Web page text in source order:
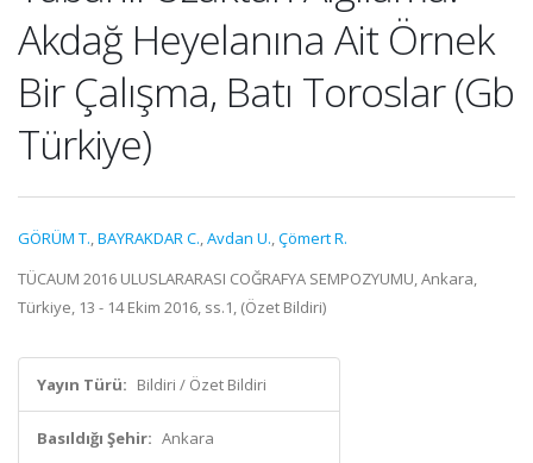
Akdağ Heyelanına Ait Örnek
Bir Çalışma, Batı Toroslar (Gb
Türkiye)
GÖRÜM T.,BAYRAKDAR C.,Avdan U.,Çömert R.
TÜCAUM 2016 ULUSLARARASI COĞRAFYA SEMPOZYUMU, Ankara,
Türkiye, 13 - 14 Ekim 2016, ss.1, (Özet Bildiri)
Yayın Türü: Bildiri / Özet Bildiri
Basıldığı Şehir: Ankara